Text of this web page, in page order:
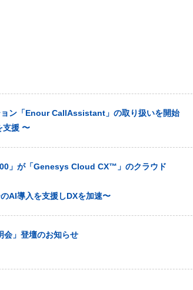
ン「Enour CallAssistant」の取り扱いを開始
支援 〜
」が「Genesys Cloud CX™️」のクラウド
AI導入を支援しDXを加速〜
会」登壇のお知らせ